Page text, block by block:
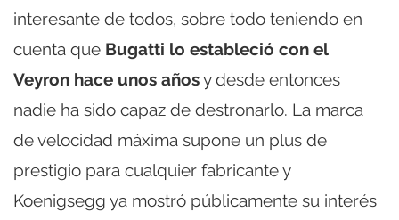
interesante de todos, sobre todo teniendo en
cuenta que Bugatti lo estableció con el
Veyron hace unos añosy desde entonces
nadie ha sido capaz de destronarlo. La marca
de velocidad máxima supone un plus de
prestigio para cualquier fabricante y
Koenigsegg ya mostró públicamente su interés